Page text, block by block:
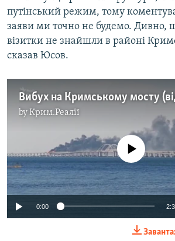
путінський режим, тому
заяви ми точно не будемо. Дивно,
візитки не знайшли в районі
сказав Юсов.
Вибух на Кримському мосту
byКрим.Реалії
No media source currently
0:00